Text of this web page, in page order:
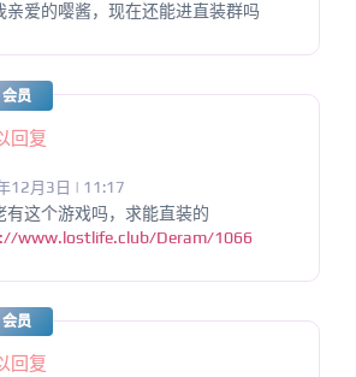
亲爱的嘤酱，现在还能进直装群吗
会员
回复
12月3日 | 11:17
有这个游戏吗，求能直装的
www.lostlife.club/Deram/1066
会员
回复